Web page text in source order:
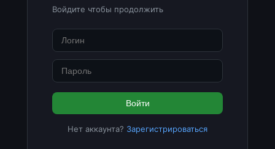
Войдите чтобы продолжить
Войти
Нет аккаунта? Зарегистрироваться